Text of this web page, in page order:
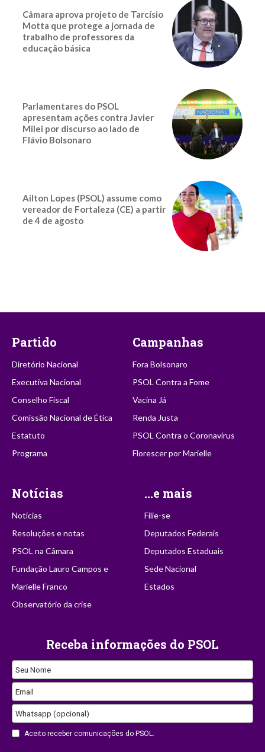
Câmara aprova projeto de Tarcísio
Motta que protege a jornada de
trabalho de professores da
educação básica
Parlamentares do PSOL
apresentam ações contra Javier
Milei por discurso ao lado de
Flávio Bolsonaro
Ailton Lopes (PSOL) assume como
vereador de Fortaleza (CE) a partir
de 4 de agosto
Partido
Diretório Nacional
Executiva Nacional
Conselho Fiscal
Comissão Nacional de Ética
Estatuto
Programa
Campanhas
Fora Bolsonaro
PSOL Contra a Fome
Vacina Já
Renda Justa
PSOL Contra o Coronavírus
Florescer por Marielle
Notícias
Notícias
Resoluções e notas
PSOL na Câmara
Fundação Lauro Campos e
Marielle Franco
Observatório da crise
...e mais
Filie-se
Deputados Federais
Deputados Estaduais
Sede Nacional
Estados
Receba informações do PSOL
Seu Nome
Email
Whatsapp (opcional)
Aceito receber comunicações do PSOL.